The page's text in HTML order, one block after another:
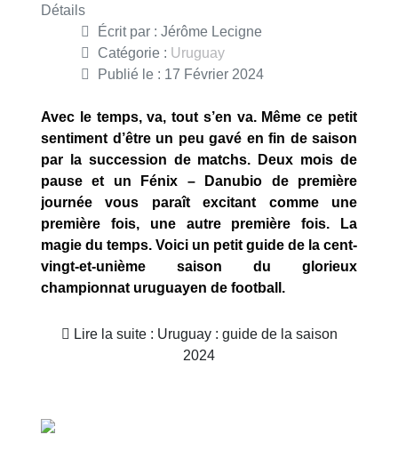
Détails
Écrit par : Jérôme Lecigne
Catégorie : Uruguay
Publié le : 17 Février 2024
Avec le temps, va, tout s’en va. Même ce petit
sentiment d’être un peu gavé en fin de saison
par la succession de matchs. Deux mois de
pause et un Fénix – Danubio de première
journée vous paraît excitant comme une
première fois, une autre première fois. La
magie du temps. Voici un petit guide de la cent-
vingt-et-unième saison du glorieux
championnat uruguayen de football.
Lire la suite : Uruguay : guide de la saison
2024